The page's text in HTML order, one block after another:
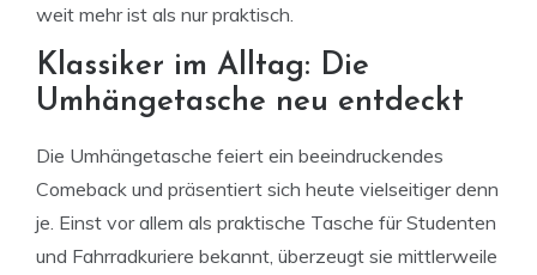
weit mehr ist als nur praktisch.
Klassiker im Alltag: Die
Umhängetasche neu entdeckt
Die Umhängetasche feiert ein beeindruckendes
Comeback und präsentiert sich heute vielseitiger denn
je. Einst vor allem als praktische Tasche für Studenten
und Fahrradkuriere bekannt, überzeugt sie mittlerweile